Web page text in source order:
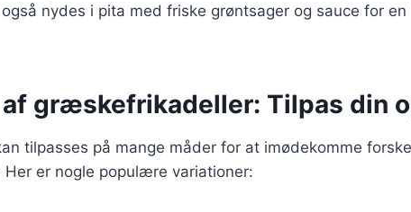
nydes i pita med friske grøntsager og sauce for
græskefrikadeller: Tilpas din
tilpasses på mange måder for at imødekomme
er nogle populære variationer: